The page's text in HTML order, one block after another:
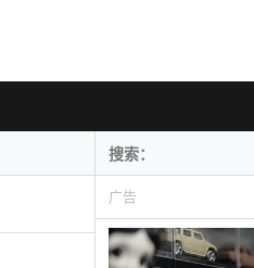
广告